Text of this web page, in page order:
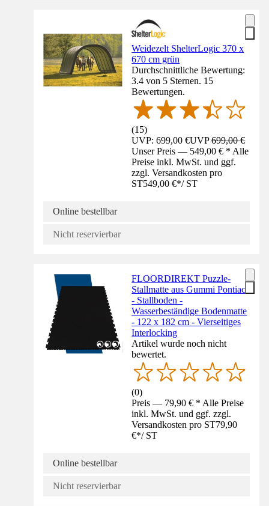
Weidezelt ShelterLogic 370 x
670 cm grün
Durchschnittliche Bewertung:
3.4 von 5 Sternen. 15
Bewertungen.
(15)
UVP: 699,00 €UVP699,00 €
Unser Preis — 549,00 € * Alle
Preise inkl. MwSt. und ggf.
zzgl. Versandkosten pro
ST549,00 €*/ ST
Online bestellbar
Nicht reservierbar
FLOORDIREKT Puzzle-
Stallmatte aus Gummi Pontiac
- Stallboden -
Wasserbeständige Bodenmatte
- 122 x 182 cm - Vierseitiges
Interlocking
Artikel wurde noch nicht
bewertet.
(0)
Preis — 79,90 € * Alle Preise
inkl. MwSt. und ggf. zzgl.
Versandkosten pro ST79,90
€*/ ST
Online bestellbar
Nicht reservierbar